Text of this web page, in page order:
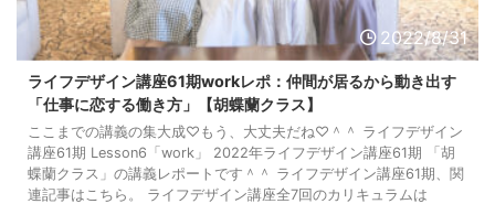
2022/8/31
ライフデザイン講座61期workレポ：仲間が居るから動き出す
「仕事に恋する働き方」【胡蝶蘭クラス】
ここまでの講義の集大成♡もう、大丈夫だね♡＾＾ ライフデザイン
講座61期 Lesson6「work」 2022年ライフデザイン講座61期 「胡
蝶蘭クラス」の講義レポートです＾＾ ライフデザイン講座61期、関
連記事はこちら。 ライフデザイン講座全7回のカリキュラムは